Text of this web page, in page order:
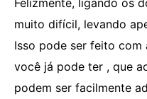
Felizmente, ligando os
muito difícil, levando
Isso pode ser feito com
você já pode ter , que
podem ser facilmente